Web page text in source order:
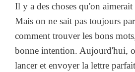
Il y a des choses qu'on
Mais on ne sait pas toujours
comment trouver les bons
bonne intention. Aujourd'hui,
lancer et envoyer la lettre